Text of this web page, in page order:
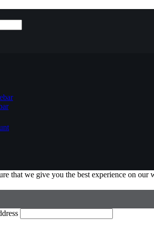
that we give you the best experience on our